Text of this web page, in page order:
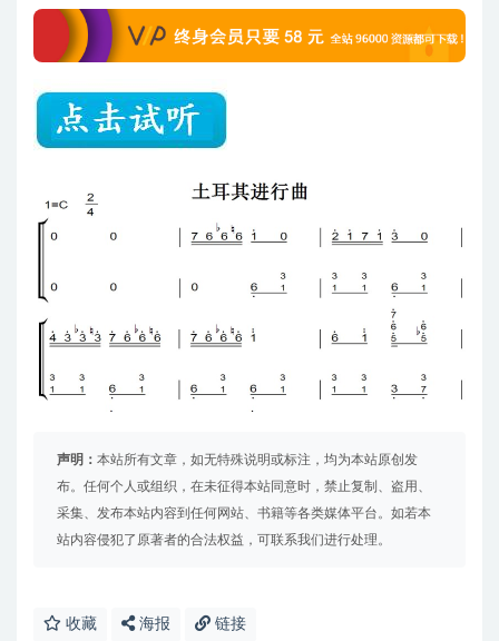
声明： 本站所有文章，如无特殊说明或标注，均为本站原创发
布。任何个人或组织，在未征得本站同意时，禁止复制、盗用、
采集、发布本站内容到任何网站、书籍等各类媒体平台。如若本
站内容侵犯了原著者的合法权益，可联系我们进行处理。
收藏 海报 链接